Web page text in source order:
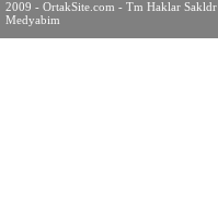
2009 - OrtakSite.com - Tm Haklar Sakldr
Medyabim